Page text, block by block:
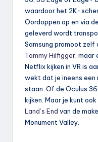
waardoor het 2K-
Oordoppen op en via
geleverd wordt
Samsung promoot
Tommy Hilfigger, maar
Netflix kijken in VR is
wekt dat je ineens een
staan. Of de Oculus
kijken. Maar je kunt
Land’s End van de
Monument Valley.